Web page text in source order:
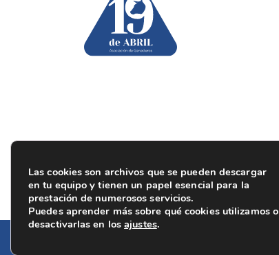
Las cookies son archivos que se pueden descargar
en tu equipo y tienen un papel esencial para la
prestación de numerosos servicios.
Puedes aprender más sobre qué cookies utilizamos o
desactivarlas en losajustes.